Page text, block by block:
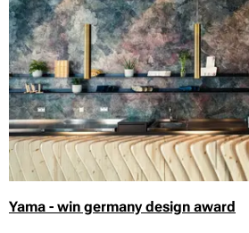
Yama - win germany design award